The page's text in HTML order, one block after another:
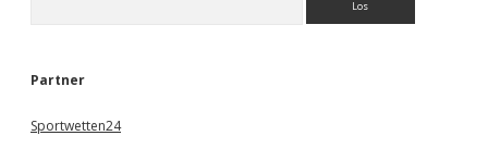
e
Partner
Sportwetten24